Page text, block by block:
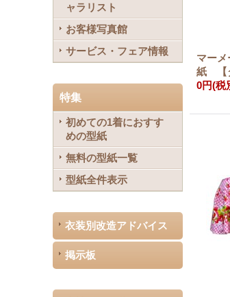
ャラリスト
お客様写真館
サービス・フェア情報
特集
初めての1着におすす
めの型紙
無料の型紙一覧
型紙全件表示
衣装別改造アドバイス
掲示板
マーメ
紙 【
0円(税